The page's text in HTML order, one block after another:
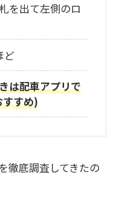
を出て左側のロ
ど
は配車アプリで
すめ)
徹底調査してきたの